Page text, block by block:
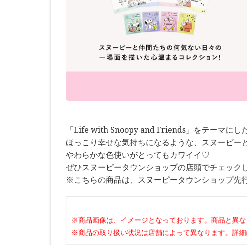
「Life with Snoopy and Friends」をテーマにし
ほっこり幸せな気持ちになるような、スヌーピ
やわらかな色使いがとってもカワイイ♡
ぜひスヌーピータウンショップの店頭でチェック
※こちらの商品は、スヌーピータウンショップ先
※商品画像は、イメージとなっております。商品と異
※商品の取り扱い状況は店舗によって異なります。詳細